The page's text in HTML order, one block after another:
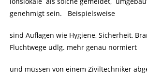
genehmigt sein. Beispielsweise
sind Auflagen wie Hygiene, Sicherheit,
Fluchtwege udlg. mehr genau normiert
und müssen von einem Ziviltechniker